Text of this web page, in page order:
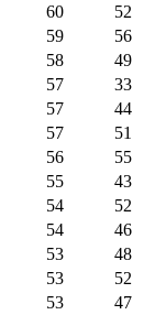
60
52
59
56
58
49
57
33
57
44
57
51
56
55
55
43
54
52
54
46
53
48
53
52
53
47